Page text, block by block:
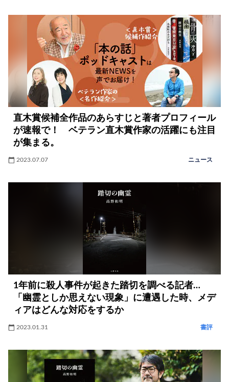
直木賞候補全作品のあらすじと著者プロフィール
が速報で！ ベテラン直木賞作家の活躍にも注目
が集まる。
2023.07.07 ニュース
1年前に殺人事件が起きた踏切を調べる記者…
「幽霊としか思えない現象」に遭遇した時、メデ
ィアはどんな対応をするか
2023.01.31 書評